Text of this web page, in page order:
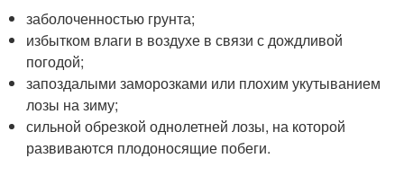
заболоченностью грунта;
избытком влаги в воздухе в связи с дождливой
погодой;
запоздалыми заморозками или плохим укутыванием
лозы на зиму;
сильной обрезкой однолетней лозы, на которой
развиваются плодоносящие побеги.